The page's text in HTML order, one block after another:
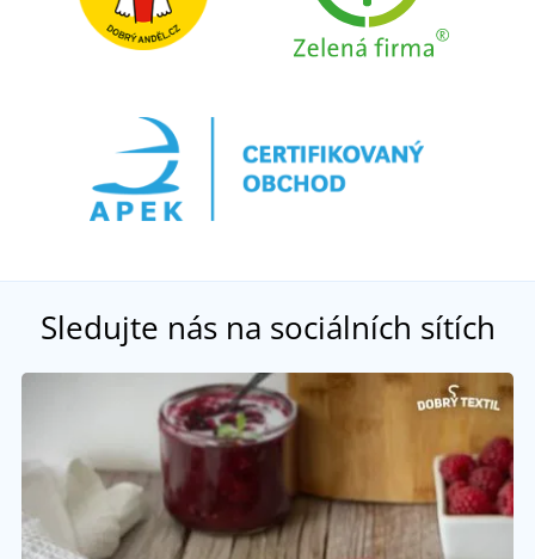
Sledujte nás na sociálních sítích